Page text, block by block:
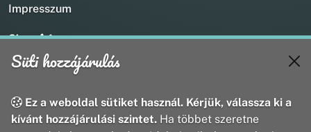
Impresszum
Kapcsolat
+36 20 211 1888
webmaster@utirany.hu
8419 Csesznek, Vasút u.18.
Süti hozzájárulás
Ez a weboldal sütiket használ. Kérjük, válassza ki a
kívánt hozzájárulási szintet. Ha többet szeretne